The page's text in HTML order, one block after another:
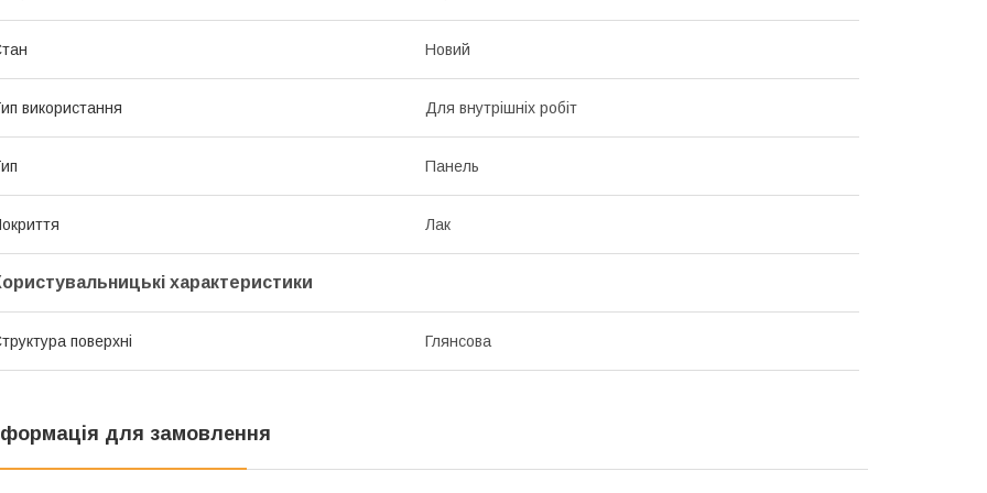
Новий
використання Для внутрішніх робіт
Панель
Лак
характеристики
поверхні Глянсова
для замовлення